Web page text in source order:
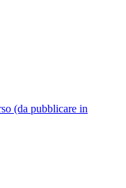
(da pubblicare in